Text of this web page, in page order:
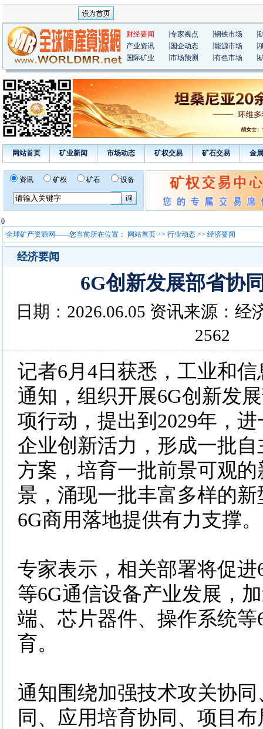
财经要闻 专家视点 钢铁市场
产业资讯
国企动态 能源市场
国际矿业
市场预测 有色市场
网站首页 矿业新闻 市场动态 矿权交易 矿石交易 金
资讯 矿权 矿石 设备
0
全球矿产资源网——您当前所在位置：
网站首页 >> 行业动态 >> 经济要闻
经济要闻
6G创新发展部省协
日期：2026.06.05 资讯来源：经
2562
记者6月4日获悉，工业和
通知，组织开展6G创新发
项行动，提出到2029年，
企业创新活力，形成一批
方案，培育一批前景可观
景，涌现一批丰富多样的
6G商用落地提供有力支撑。
专家表示，相关部署将促
等6G通信设备产业发展，
端、芯片器件、操作系统等
育。
通知围绕加强技术攻关协
同、应用培育协同、项目